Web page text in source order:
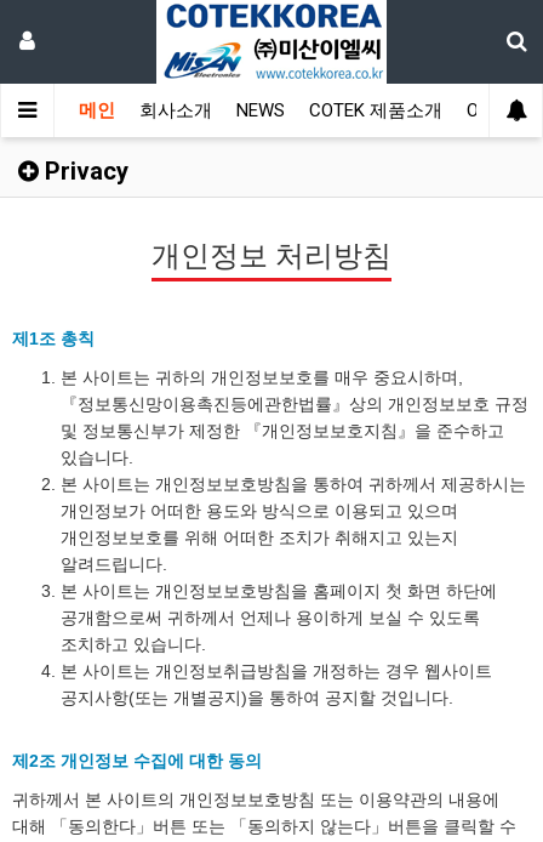
메인 회사소개 NEWS COTEK 제품소개 On-Line
Privacy
개인정보 처리방침
제1조 총칙
본 사이트는 귀하의 개인정보보호를 매우 중요시하며,
『정보통신망이용촉진등에관한법률』상의 개인정보보호 규정
및 정보통신부가 제정한 『개인정보보호지침』을 준수하고
있습니다.
본 사이트는 개인정보보호방침을 통하여 귀하께서 제공하시는
개인정보가 어떠한 용도와 방식으로 이용되고 있으며
개인정보보호를 위해 어떠한 조치가 취해지고 있는지
알려드립니다.
본 사이트는 개인정보보호방침을 홈페이지 첫 화면 하단에
공개함으로써 귀하께서 언제나 용이하게 보실 수 있도록
조치하고 있습니다.
본 사이트는 개인정보취급방침을 개정하는 경우 웹사이트
공지사항(또는 개별공지)을 통하여 공지할 것입니다.
제2조 개인정보 수집에 대한 동의
귀하께서 본 사이트의 개인정보보호방침 또는 이용약관의 내용에
대해 「동의한다」버튼 또는 「동의하지 않는다」버튼을 클릭할 수